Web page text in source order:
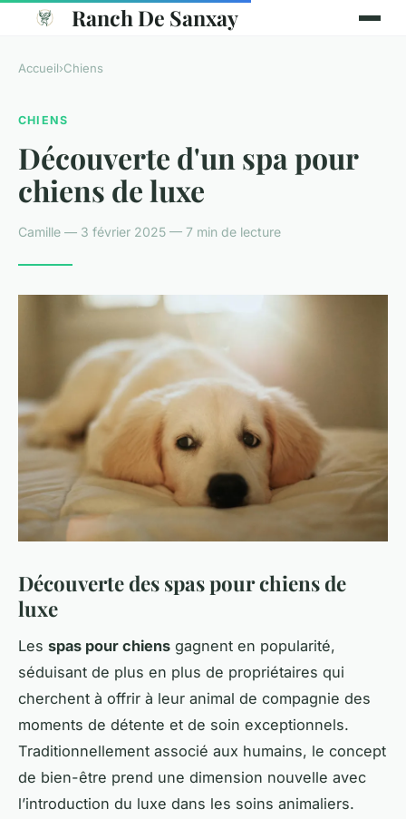
Ranch De Sanxay
Accueil›Chiens
CHIENS
Découverte d'un spa pour
chiens de luxe
Camille — 3 février 2025 — 7 min de lecture
Découverte des spas pour chiens de
luxe
Les spas pour chiens gagnent en popularité,
séduisant de plus en plus de propriétaires qui
cherchent à offrir à leur animal de compagnie des
moments de détente et de soin exceptionnels.
Traditionnellement associé aux humains, le concept
de bien-être prend une dimension nouvelle avec
l’introduction du luxe dans les soins animaliers.